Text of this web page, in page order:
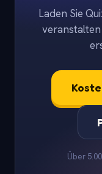
Laden Sie
Über